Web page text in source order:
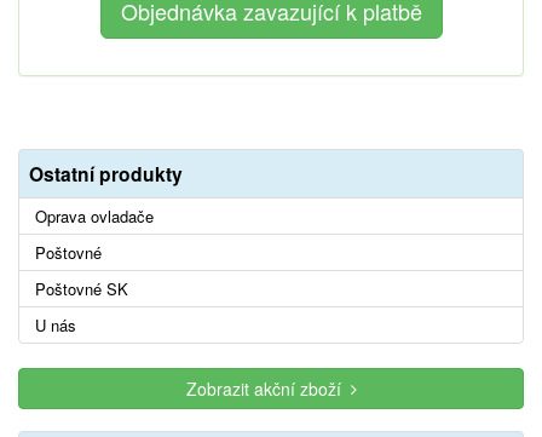
Ostatní produkty
Oprava ovladače
Poštovné
Poštovné SK
U nás
Zobrazit akční zboží